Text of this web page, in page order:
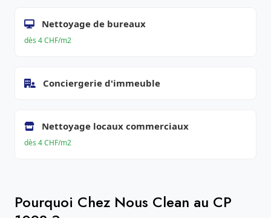
Nettoyage de bureaux
dès 4 CHF/m2
Conciergerie d'immeuble
Nettoyage locaux commerciaux
dès 4 CHF/m2
Pourquoi Chez Nous Clean au CP